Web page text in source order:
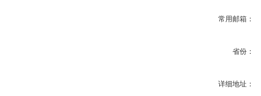
常用邮箱：
省份：
详细地址：